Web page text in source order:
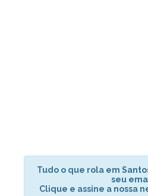
Tudo o que rola em
seu
Clique e assine a nossa